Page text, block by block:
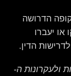
הדרושה
או יעברו
הדין.
ולעקרונות ה-